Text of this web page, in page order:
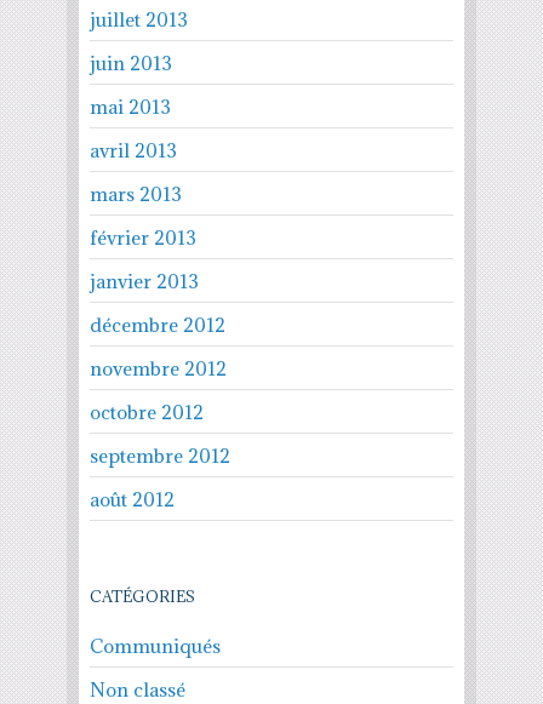
juillet 2013
juin 2013
mai 2013
avril 2013
mars 2013
février 2013
janvier 2013
décembre 2012
novembre 2012
octobre 2012
septembre 2012
août 2012
CATÉGORIES
Communiqués
Non classé